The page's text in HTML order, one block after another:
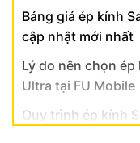
Bảng giá ép kính
cập nhật mới nhất
Lý do nên chọn ép
Ultra tại FU Mobile
Quy trình ép kính